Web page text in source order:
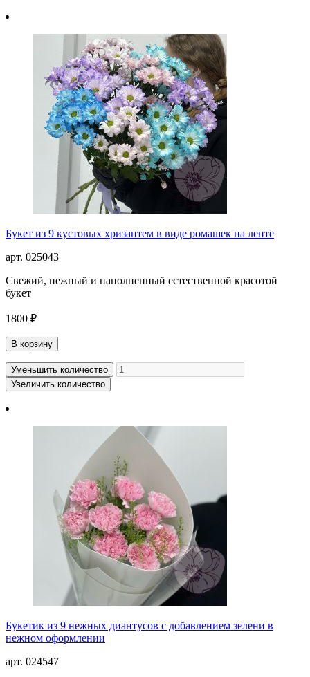
Букет из 9 кустовых хризантем в виде ромашек на ленте
арт. 025043
Свежий, нежный и наполненный естественной красотой
букет
1800 ₽
В корзину
Уменьшить количество
Увеличить количество
Букетик из 9 нежных диантусов с добавлением зелени в
нежном оформлении
арт. 024547